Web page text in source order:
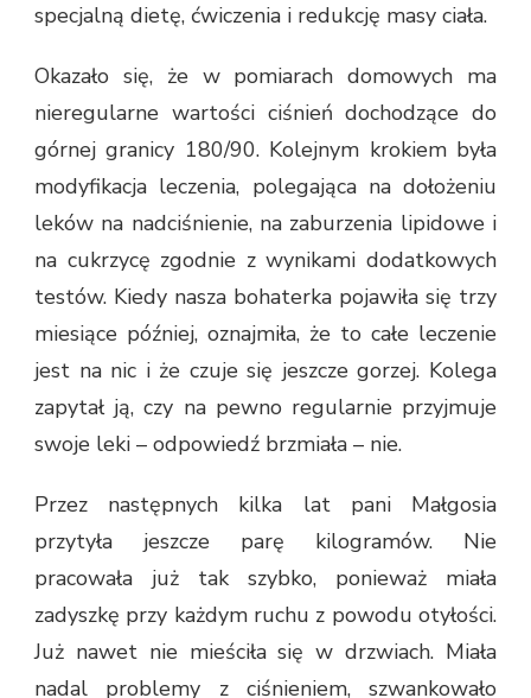
specjalną dietę, ćwiczenia i redukcję masy ciała.
Okazało się, że w pomiarach domowych ma
nieregularne wartości ciśnień dochodzące do
górnej granicy 180/90. Kolejnym krokiem była
modyfikacja leczenia, polegająca na dołożeniu
leków na nadciśnienie, na zaburzenia lipidowe i
na cukrzycę zgodnie z wynikami dodatkowych
testów. Kiedy nasza bohaterka pojawiła się trzy
miesiące później, oznajmiła, że to całe leczenie
jest na nic i że czuje się jeszcze gorzej. Kolega
zapytał ją, czy na pewno regularnie przyjmuje
swoje leki – odpowiedź brzmiała – nie.
Przez następnych kilka lat pani Małgosia
przytyła jeszcze parę kilogramów. Nie
pracowała już tak szybko, ponieważ miała
zadyszkę przy każdym ruchu z powodu otyłości.
Już nawet nie mieściła się w drzwiach. Miała
nadal problemy z ciśnieniem, szwankowało